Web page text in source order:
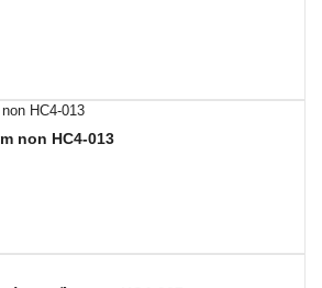
non HC4-013